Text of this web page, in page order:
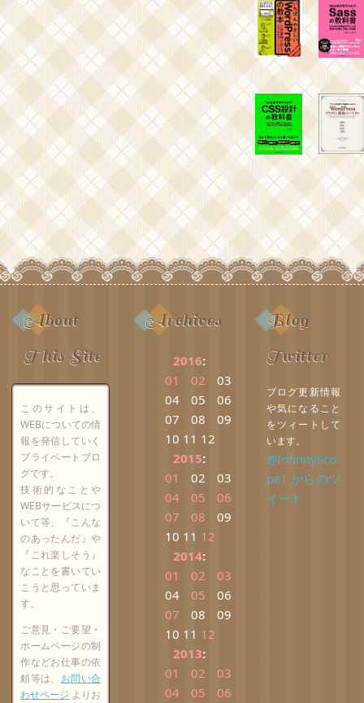
About
This Site
このサイトは、
WEBについての情
報を発信していく
プライベートブロ
グです。
技術的なことや
WEBサービスにつ
いて等、『こんな
のあったんだ』や
『これ楽しそう』
なことを書いてい
こうと思っていま
す。
ご意見・ご要望・
ホームページの制
作などお仕事の依
頼等は、 お問い合
わせページ よりお
Archives
2016:
01
02
03
04
05
06
07
08
09
10 11 12
2015:
01
02
03
04
05
06
07
08
09
10 11 12
2014:
01
02
03
04
05
06
07
08
09
10 11 12
2013:
01
02
03
04
05 06
Blog
Twitter
ブログ更新情報
や気になること
をツィートして
います。
@InfinitySco
pe1 からのツ
イート